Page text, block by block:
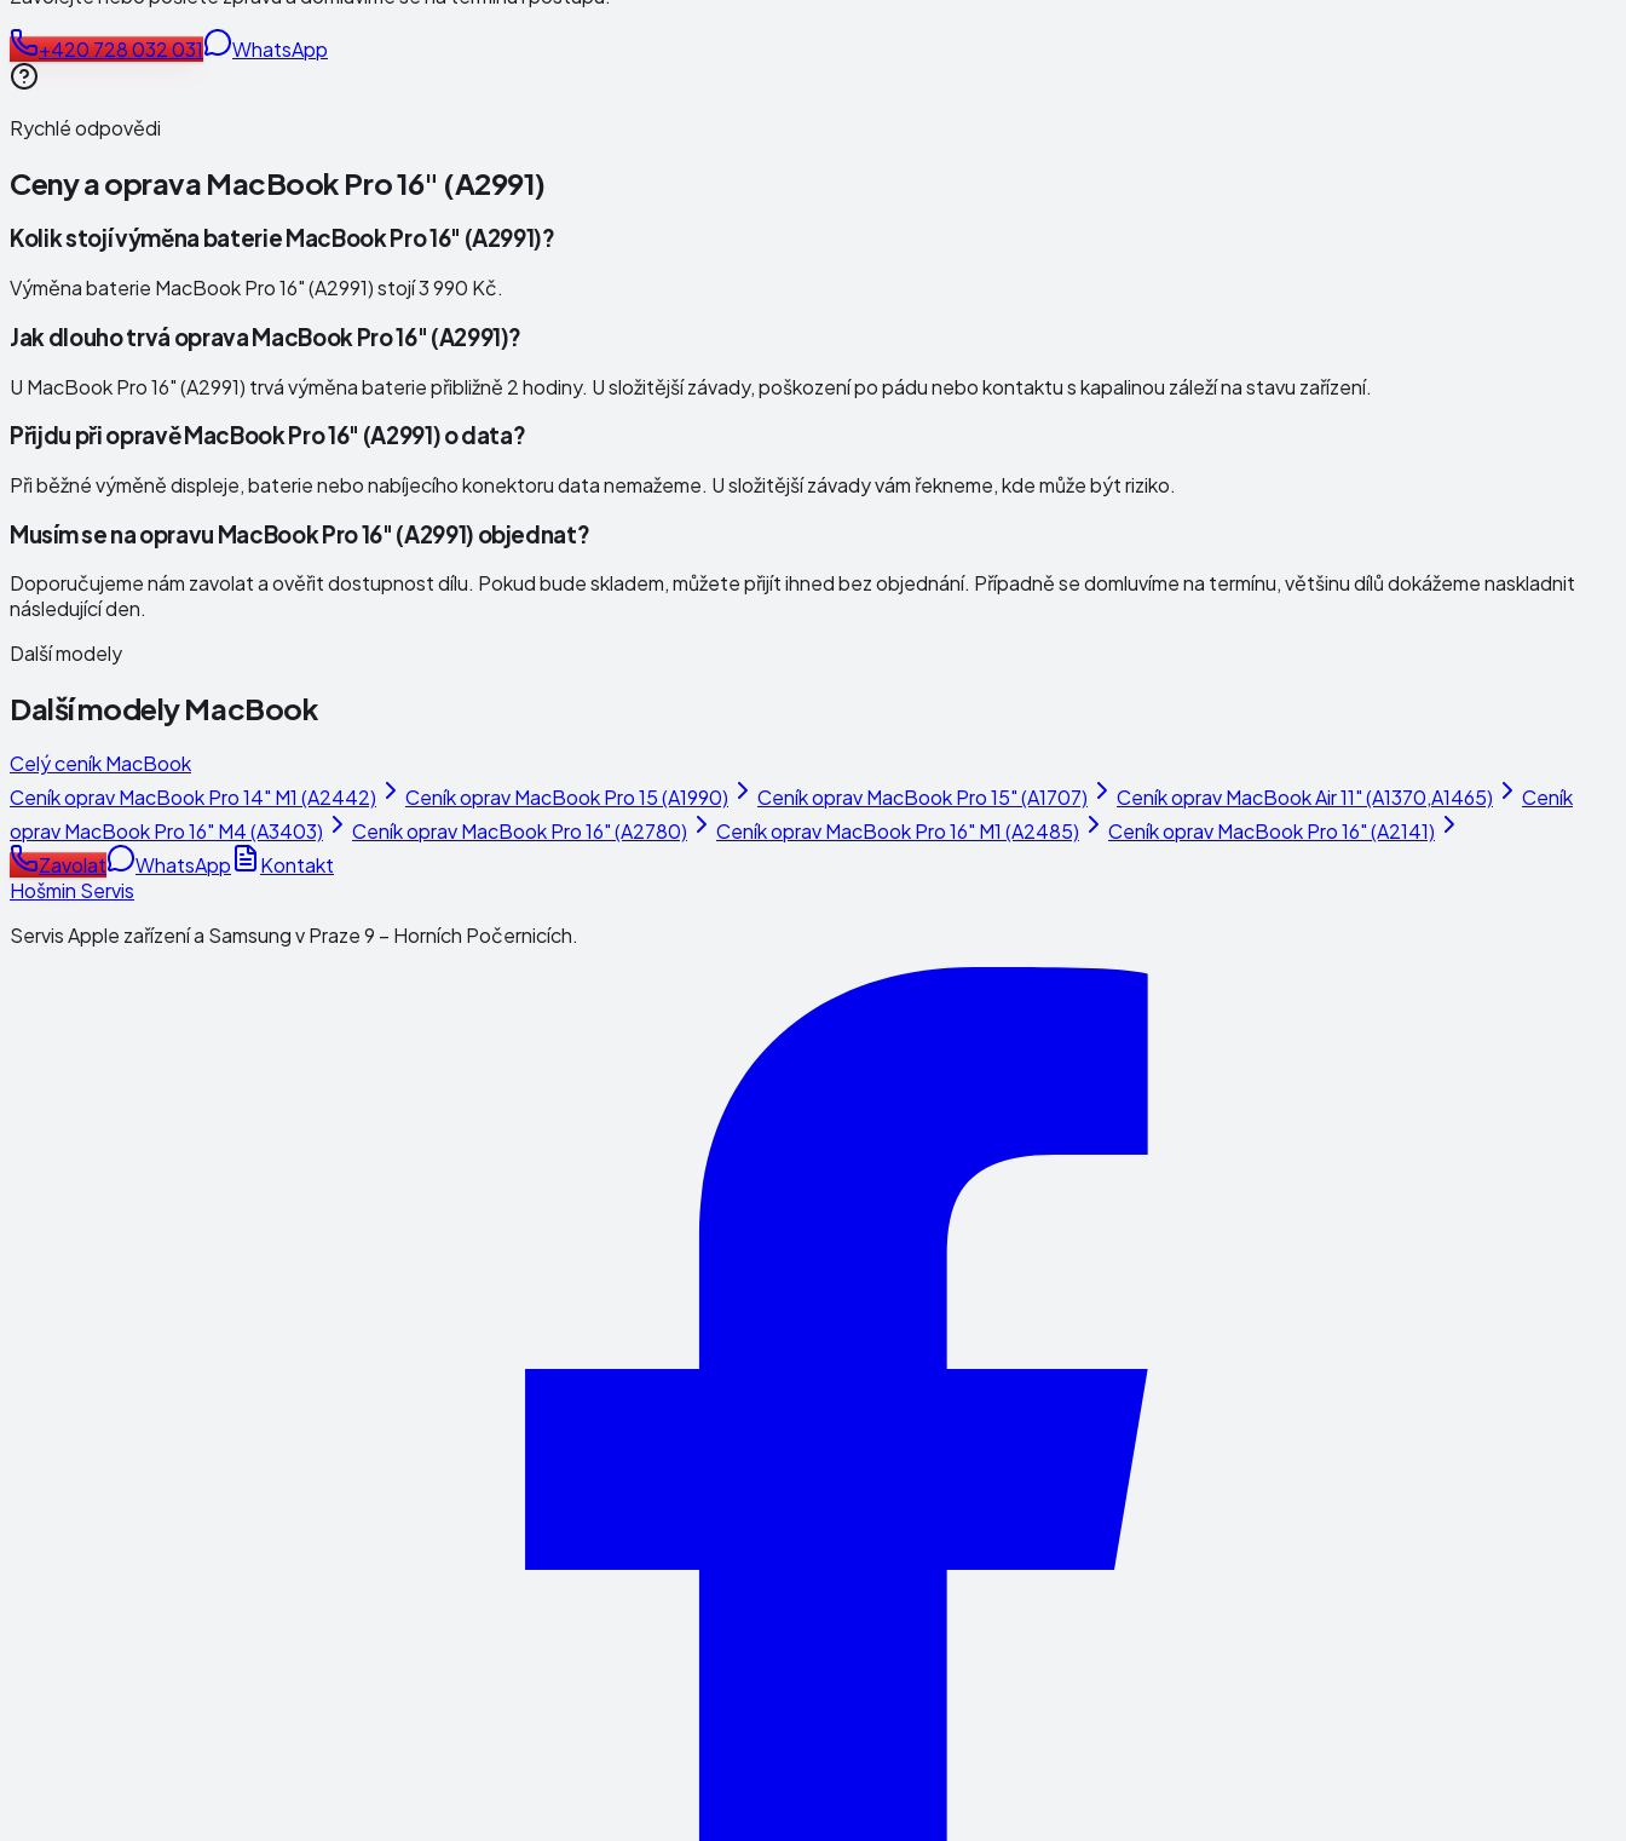
+420 728 032 031 WhatsApp
Rychlé odpovědi
Ceny a oprava MacBook Pro 16" (A2991)
Kolik stojí výměna baterie MacBook Pro 16" (A2991)?
Výměna baterie MacBook Pro 16" (A2991) stojí 3 990 Kč.
Jak dlouho trvá oprava MacBook Pro 16" (A2991)?
U MacBook Pro 16" (A2991) trvá výměna baterie přibližně 2 hodiny. U složitější závady, poškození po pádu nebo kontaktu s kapalinou záleží na stavu zařízení.
Přijdu při opravě MacBook Pro 16" (A2991) o data?
Při běžné výměně displeje, baterie nebo nabíjecího konektoru data nemažeme. U složitější závady vám řekneme, kde může být riziko.
Musím se na opravu MacBook Pro 16" (A2991) objednat?
Doporučujeme nám zavolat a ověřit dostupnost dílu. Pokud bude skladem, můžete přijít ihned bez objednání. Případně se domluvíme na termínu, většinu dílů dokážeme naskladnit
následující den.
Další modely
Další modelyMacBook
Celý ceníkMacBook
Ceník opravMacBook Pro 14" M1 (A2442) Ceník opravMacBook Pro 15 (A1990) Ceník opravMacBook Pro 15" (A1707) Ceník opravMacBook Air 11" (A1370,A1465)
Ceník
opravMacBook Pro 16" M4 (A3403) Ceník opravMacBook Pro 16" (A2780) Ceník opravMacBook Pro 16" M1 (A2485) Ceník opravMacBook Pro 16" (A2141)
Zavolat
WhatsApp
Kontakt
Hošmin Servis
Servis Apple zařízení a Samsung v Praze 9 – Horních Počernicích.